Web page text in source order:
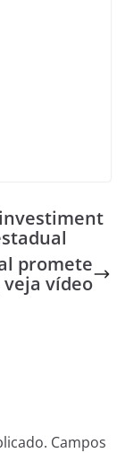
promete
vídeo
Campos